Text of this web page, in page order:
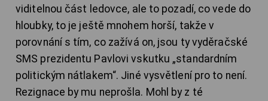
viditelnou část ledovce, ale to pozadí, co vede do
hloubky, to je ještě mnohem horší, takže v
porovnání s tím, co zažívá on, jsou ty vyděračské
SMS prezidentu Pavlovi vskutku „standardním
politickým nátlakem“. Jiné vysvětlení pro to není.
Rezignace by mu neprošla. Mohl by z té